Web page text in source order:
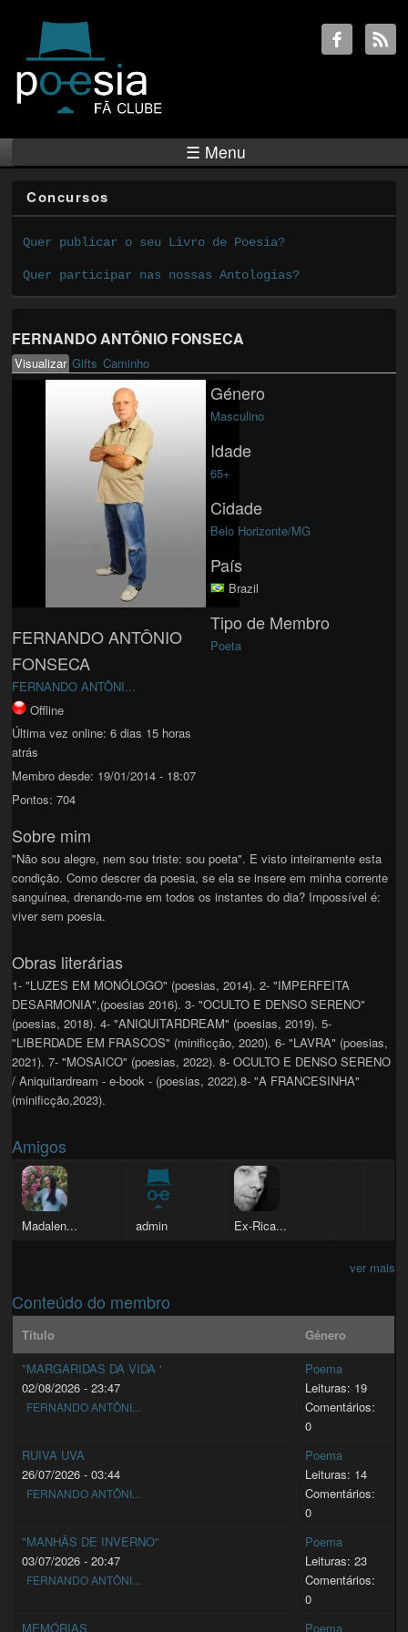
☰ Menu
Concursos
Quer publicar o seu Livro de Poesia?
Quer participar nas nossas Antologias?
FERNANDO ANTÔNIO FONSECA
Primary tabs
Visualizar(active tab)
Gifts Caminho
FERNANDO ANTÔNIO
FONSECA
FERNANDO ANTÔNI...
Offline
Última vez online: 6 dias 15 horas
atrás
Membro desde: 19/01/2014 - 18:07
Pontos: 704
Género
Masculino
Idade
65+
Cidade
Belo Horizonte/MG
País
Brazil
Tipo de Membro
Poeta
Sobre mim
"Não sou alegre, nem sou triste: sou poeta". E visto inteiramente esta
condição. Como descrer da poesia, se ela se insere em minha corrente
sanguínea, drenando-me em todos os instantes do dia? Impossível é:
viver sem poesia.
Obras literárias
1- "LUZES EM MONÓLOGO" (poesias, 2014). 2- "IMPERFEITA
DESARMONIA",(poesias 2016). 3- "OCULTO E DENSO SERENO"
(poesias, 2018). 4- "ANIQUITARDREAM" (poesias, 2019). 5-
"LIBERDADE EM FRASCOS" (minificção, 2020). 6- "LAVRA" (poesias,
2021). 7- "MOSAICO" (poesias, 2022). 8- OCULTO E DENSO SERENO
/ Aniquitardream - e-book - (poesias, 2022).8- "A FRANCESINHA"
(minificção,2023).
Amigos
Madalen... admin Ex-Rica...
ver mais
Conteúdo do membro
Título
Género
"MARGARIDAS DA VIDA '
02/08/2026 - 23:47
FERNANDO ANTÔNI...
Poema
Leituras: 19
Comentários:
0
RUIVA UVA
26/07/2026 - 03:44
FERNANDO ANTÔNI...
Poema
Leituras: 14
Comentários:
0
"MANHÃS DE INVERNO"
03/07/2026 - 20:47
FERNANDO ANTÔNI...
Poema
Leituras: 23
Comentários:
0
MEMÓRIAS
Poema